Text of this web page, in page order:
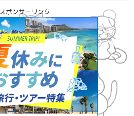
スポンサーリンク